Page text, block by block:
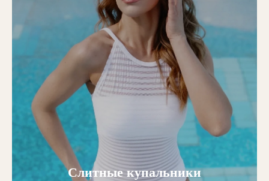
Слитные купальники